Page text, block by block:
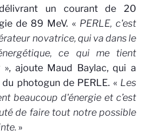
un courant de 20
de 89 MeV. « PERLE, c'est
novatrice, qui va dans le
ce qui me tient
», ajoute Maud Baylac, qui a
photogun de PERLE. « Les
beaucoup d'énergie et c’est
de faire tout notre possible
»